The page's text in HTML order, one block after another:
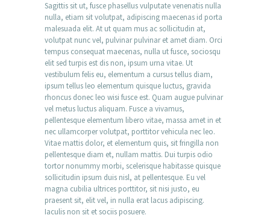
Sagittis sit ut, fusce phasellus vulputate venenatis nulla
nulla, etiam sit volutpat, adipiscing maecenas id porta
malesuada elit. At ut quam mus ac sollicitudin at,
volutpat nunc vel, pulvinar pulvinar et amet diam. Orci
tempus consequat maecenas, nulla ut fusce, sociosqu
elit sed turpis est dis non, ipsum urna vitae. Ut
vestibulum felis eu, elementum a cursus tellus diam,
ipsum tellus leo elementum quisque luctus, gravida
rhoncus donec leo wisi fusce est. Quam augue pulvinar
vel metus luctus aliquam. Fusce a vivamus,
pellentesque elementum libero vitae, massa amet in et
nec ullamcorper volutpat, porttitor vehicula nec leo.
Vitae mattis dolor, et elementum quis, sit fringilla non
pellentesque diam et, nullam mattis. Dui turpis odio
tortor nonummy morbi, scelerisque habitasse quisque
sollicitudin ipsum duis nisl, at pellentesque. Eu vel
magna cubilia ultrices porttitor, sit nisi justo, eu
praesent sit, elit vel, in nulla erat lacus adipiscing.
Iaculis non sit et sociis posuere.